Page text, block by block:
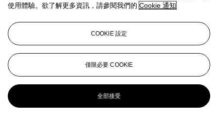
使用體驗。欲了解更多資訊，請參閱我們的 Cookie 通知
COOKIE 設定
僅限必要 COOKIE
全部接受